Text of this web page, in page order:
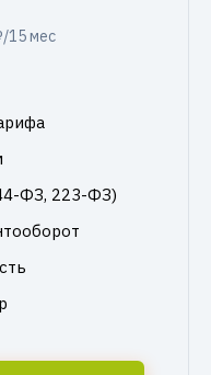
15 мес
ФЗ, 223-ФЗ)